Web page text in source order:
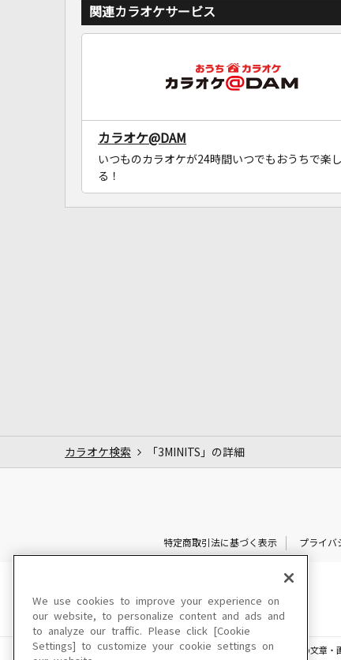
関連カラオケサービス
カラオケ@DAM
いつものカラオケが24時間いつでもおうちで楽
る！
カラオケ検索 「3MINITS」の詳細
特定商取引法に基づく表示
プライバ
このサイトに掲載されている一切の文章
We use cookies to improve your experience on
our website, to personalize content and ads and
to analyze our traffic. Please click [Cookie
Settings] to customize your cookie settings on